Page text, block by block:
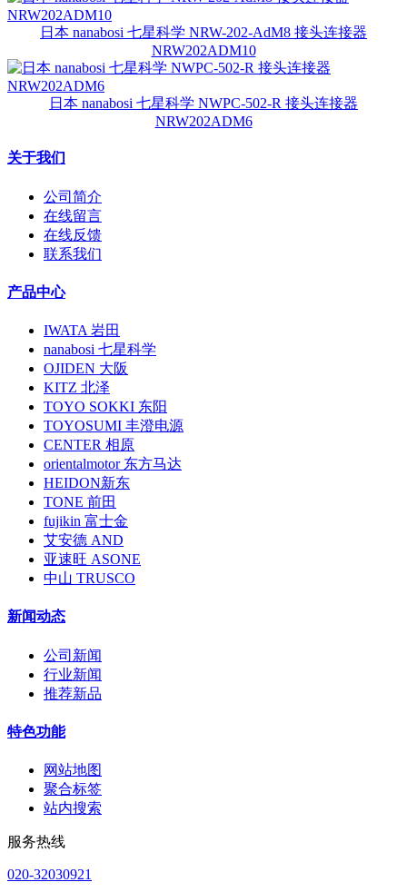
日本 nanabosi 七星科学 NRW-202-AdM8 接头连接器
NRW202ADM10
日本 nanabosi 七星科学 NWPC-502-R 接头连接器
NRW202ADM6
关于我们
公司简介
在线留言
在线反馈
联系我们
产品中心
IWATA 岩田
nanabosi 七星科学
OJIDEN 大阪
KITZ 北泽
TOYO SOKKI 东阳
TOYOSUMI 丰澄电源
CENTER 相原
orientalmotor 东方马达
HEIDON新东
TONE 前田
fujikin 富士金
艾安德 AND
亚速旺 ASONE
中山 TRUSCO
新闻动态
公司新闻
行业新闻
推荐新品
特色功能
网站地图
聚合标签
站内搜索
服务热线
020-32030921